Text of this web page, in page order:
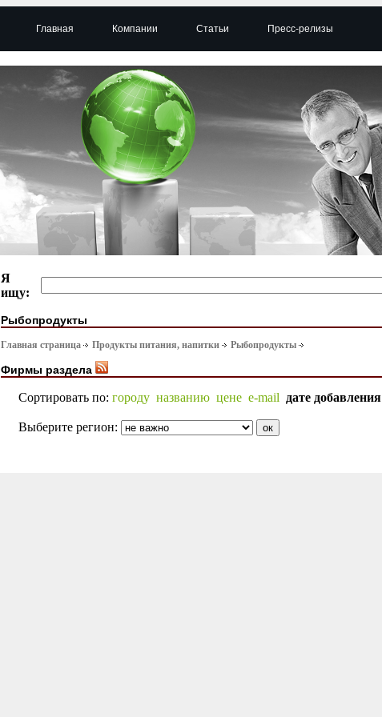
Главная Компании Статьи Пресс-релизы
Я
ищу:
Рыбопродукты
Главная страница Продукты питания, напитки Рыбопродукты
Фирмы раздела
Сортировать по: городу названию цене e-mail дате добавления
Выберите регион: